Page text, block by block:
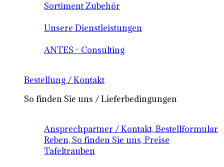
Sortiment Zubehör
Unsere Dienstleistungen
ANTES - Consulting
Bestellung / Kontakt
So finden Sie uns / Lieferbedingungen
Ansprechpartner / Kontakt, Bestellformular
Reben, So finden Sie uns, Preise
Tafeltrauben